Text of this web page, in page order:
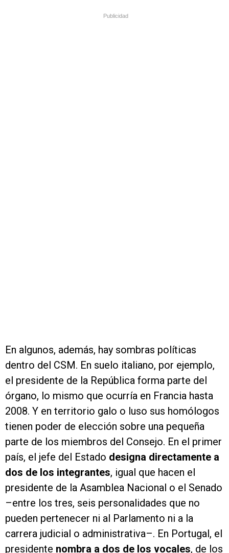
Publicidad
En algunos, además, hay sombras políticas
dentro del CSM. En suelo italiano, por ejemplo,
el presidente de la República forma parte del
órgano, lo mismo que ocurría en Francia hasta
2008. Y en territorio galo o luso sus homólogos
tienen poder de elección sobre una pequeña
parte de los miembros del Consejo. En el primer
país, el jefe del Estado designa directamente a
dos de los integrantes, igual que hacen el
presidente de la Asamblea Nacional o el Senado
–entre los tres, seis personalidades que no
pueden pertenecer ni al Parlamento ni a la
carrera judicial o administrativa–. En Portugal, el
presidente nombra a dos de los vocales, de los